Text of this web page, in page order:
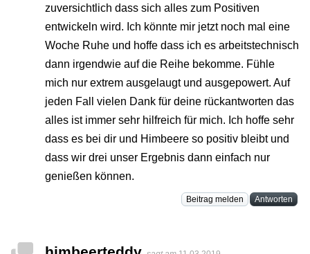
zuversichtlich dass sich alles zum Positiven
entwickeln wird. Ich könnte mir jetzt noch mal eine
Woche Ruhe und hoffe dass ich es arbeitstechnisch
dann irgendwie auf die Reihe bekomme. Fühle
mich nur extrem ausgelaugt und ausgepowert. Auf
jeden Fall vielen Dank für deine rückantworten das
alles ist immer sehr hilfreich für mich. Ich hoffe sehr
dass es bei dir und Himbeere so positiv bleibt und
dass wir drei unser Ergebnis dann einfach nur
genießen können.
Beitrag melden Antworten